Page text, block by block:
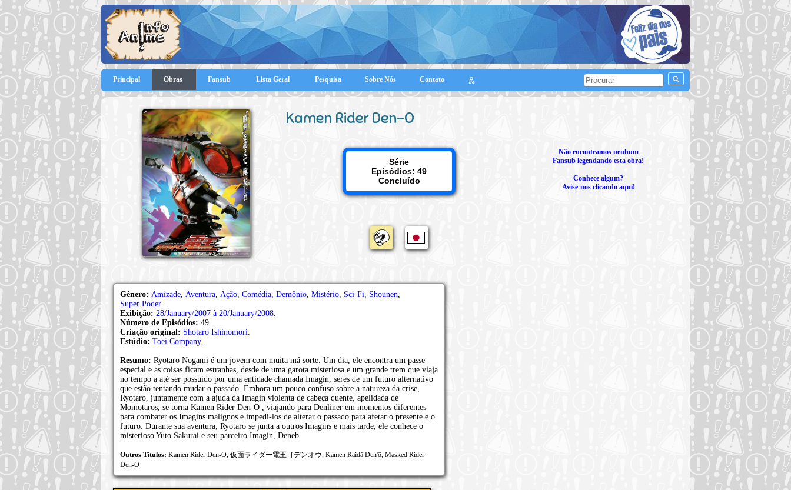
Principal Obras Fansub Lista Geral Pesquisa Sobre Nós Contato
Kamen Rider Den-O
Série
Episódios: 49
Concluído
Não encontramos nenhum
Fansub legendando esta obra!
Conhece algum?
Avise-nos clicando aqui!
Gênero: Amizade, Aventura, Ação, Comédia, Demônio, Mistério, Sci-Fi, Shounen,
Super Poder.
Exibição: 28/January/2007 à 20/January/2008.
Número de Episódios: 49
Criação original: Shotaro Ishinomori.
Estúdio: Toei Company.
Resumo: Ryotaro Nogami é um jovem com muita má sorte. Um dia, ele encontra um passe
especial e as coisas ficam estranhas, desde de uma garota misteriosa e um grande trem que viaja
no tempo a até ser possuído por uma entidade chamada Imagin, seres de um futuro alternativo
que estão tentando mudar o passado. Embora um pouco confuso sobre a natureza da crise,
Ryotaro, juntamente com a ajuda da Imagin violenta de cabeça quente, apelidada de
Momotaros, se torna Kamen Rider Den-O , viajando para Denliner em momentos diferentes
para combater os Imagins malignos e impedi-los de alterar o passado para afetar o presente e o
futuro. Durante sua aventura, Ryotaro se junta a outros Imagins e mais tarde, ele conhece o
misterioso Yuto Sakurai e seu parceiro Imagin, Deneb.
Outros Títulos: Kamen Rider Den-O, 仮面ライダー電王［デンオウ, Kamen Raidā Den'ō, Masked Rider
Den-O